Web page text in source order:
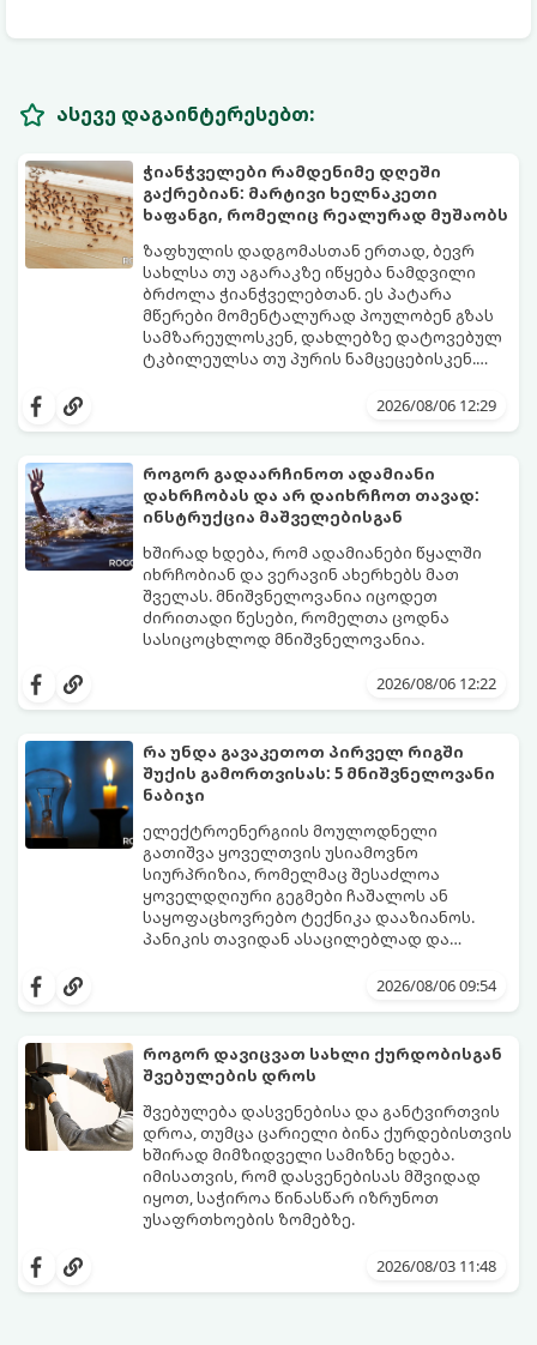
ასევე დაგაინტერესებთ:
ჭიანჭველები რამდენიმე დღეში
გაქრებიან: მარტივი ხელნაკეთი
ხაფანგი, რომელიც რეალურად მუშაობს
ზაფხულის დადგომასთან ერთად, ბევრ
სახლსა თუ აგარაკზე იწყება ნამდვილი
ბრძოლა ჭიანჭველებთან. ეს პატარა
მწერები მომენტალურად პოულობენ გზას
სამზარეულოსკენ, დახლებზე დატოვებულ
ტკბილეულსა თუ პურის ნამცეცებისკენ.
სპრეი და შხამქიმიკატი იყიდება, თუმცა
სახლში პატარა ბავშვები ან შინაური
ცხოველები არიან.
მარტივი, უსაფრთხო და იაფი
ჭიანჭველების მთელ კოლონიას სულ
რამდენიმე დღეში დაამარცხებთ.
გთავაზობთ ეფექტური ხაფანგის
მომზადების რეცეპტს:
2026/08/06 12:29
როგორ გადაარჩინოთ ადამიანი
დახრჩობას და არ დაიხრჩოთ თავად:
ინსტრუქცია მაშველებისგან
ხშირად ხდება, რომ ადამიანები წყალში
იხრჩობიან და ვერავინ ახერხებს მათ
შველას. მნიშვნელოვანია იცოდეთ
ძირითადი წესები, რომელთა ცოდნა
სასიცოცხლოდ მნიშვნელოვანია.
2026/08/06 12:22
რა უნდა გავაკეთოთ პირველ რიგში
შუქის გამორთვისას: 5 მნიშვნელოვანი
ნაბიჯი
ელექტროენერგიის მოულოდნელი
გათიშვა ყოველთვის უსიამოვნო
სიურპრიზია, რომელმაც შესაძლოა
ყოველდღიური გეგმები ჩაშალოს ან
საყოფაცხოვრებო ტექნიკა დააზიანოს.
პანიკის თავიდან ასაცილებლად და
უზრუნველსაყოფად, მნიშვნელოვანია
რომლებიც შუქის ქრობისთანავე
2026/08/06 09:54
როგორ დავიცვათ სახლი ქურდობისგან
შვებულების დროს
შვებულება დასვენებისა და განტვირთვის
დროა, თუმცა ცარიელი ბინა ქურდებისთვის
ხშირად მიმზიდველი სამიზნე ხდება.
იმისათვის, რომ დასვენებისას მშვიდად
იყოთ, საჭიროა წინასწარ იზრუნოთ
უსაფრთხოების ზომებზე.
2026/08/03 11:48